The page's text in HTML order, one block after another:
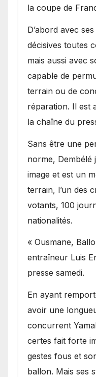
la coupe de
D’abord avec
décisives toutes
mais aussi avec
capable de
terrain ou de
réparation. Il est
la chaîne du
Sans être une
norme, Dembélé
image et est un
terrain, l’un des
votants, 100
nationalités.
« Ousmane,
entraîneur Luis
presse samedi.
En ayant
avoir une
concurrent
certes fait forte
gestes fous et
ballon. Mais ses